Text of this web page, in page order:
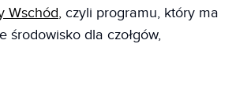
Wschód, czyli programu, który ma
środowisko dla czołgów,